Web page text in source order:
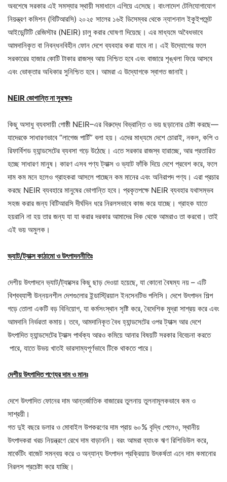
অবশেষে সরকার এই সমস্যার স্থায়ী সমাধানে এগিয়ে এসেছে। বাংলাদেশ টেলিযোগাযোগ
নিয়ন্ত্রণ কমিশন (বিটিআরসি) ২০২৫ সালের ১৬ই ডিসেম্বর থেকে ন্যাশনাল ইকুইপমেন্ট
আইডেন্টিটি রেজিস্টার (NEIR) চালু করার ঘোষণা দিয়েছে। এর মাধ্যমে অবৈধভাবে
আমদানিকৃত বা নিবন্ধনবিহীন ফোন দেশে ব্যবহার করা যাবে না। এই উদ্যোগের ফলে
সরকারের হাজার কোটি টাকার রাজস্ব আয় নিশ্চিত হবে এবং বাজারে শৃঙ্খলা ফিরে আসবে
এবং ভোক্তার অধিকার সুনিশ্চিত হবে। আমরা এ উদ্যোগকে স্বাগত জানাই।
NEIR ভোগান্তি না সুরক্ষাঃ
কিছু অসাধু ব্যবসায়ী গোষ্ঠী NEIR–এর বিরুদ্ধে বিভ্রান্তি ও ভয় ছড়ানোর চেষ্টা করছে—
যাদেরকে সাধারণভাবে “লাগেজ পার্টি” বলা হয়। এদের মাধ্যমে দেশে চোরাই, নকল, কপি ও
রিফার্বিশড হ্যান্ডসেটের ব্যবসা গড়ে উঠেছে। এতে সরকার রাজস্ব হারাচ্ছে, আর প্রতারিত
হচ্ছে সাধারণ মানুষ। কারণ এসব পণ্য ট্যাক্স ও ভ্যাট ফাঁকি দিয়ে দেশে প্রবেশ করে, ফলে
দাম কম মনে হলেও গ্রাহকরা আসলে পাচ্ছেন কম মানের এবং অনিরাপদ পণ্য। এরা প্রচার
করছে NEIR ব্যবহারে মানুষের ভোগান্তি হবে। প্রকৃতপক্ষে NEIR ব্যবহার যথাসম্ভব
সহজ করার জন্য বিটিআরসি দীর্ঘদিন ধরে নিরলসভাবে কাজ করে যাচ্ছে। গ্রাহক যাতে
হয়রানি না হয় তার জন্য যা যা করার দরকার আমাদের দিক থেকে আমরাও তা করবো। তাই
এই ভয় অমুলক।
ভ্যাট/ট্যাক্স কাঠামো ও উৎপাদননীতিঃ
দেশীয় উৎপাদনে ভ্যাট/ট্যাক্সের কিছু ছাড় দেওয়া হয়েছে, যা কোনো বৈষম্য নয় – এটি
বিশ্বব্যাপী উন্নয়নশীল দেশগুলোর ইন্ডাস্ট্রিয়াল ইনসেনটিভ পলিসি। দেশে উৎপাদন শিল্প
গড়ে তোলা একটি বড় বিনিয়োগ, যা কর্মসংস্থান সৃষ্টি করে, বৈদেশিক মুদ্রা সাশ্রয় করে এবং
আমদানি নির্ভরতা কমায়। তবে, আমদানিকৃত বৈধ হ্যান্ডসেটের ওপর ট্যাক্স আর দেশে
উৎপাদিত হ্যান্ডসেটের ট্যাক্স পার্থক্য আরও কমিয়ে আনার বিষয়টি সরকার বিবেচনা করতে
পারে, যাতে উভয় খাতই ভারসাম্যপূর্ণভাবে টিকে থাকতে পারে।
দেশীয় উৎপাদিত পণ্যের দাম ও মানঃ
দেশে উৎপাদিত ফোনের দাম আন্তর্জাতিক বাজারের তুলনায় তুলনামূলকভাবে কম ও
সাশ্রয়ী।
গত দুই বছরে ডলার ও মোবাইল উপকরণের দাম প্রায় ৬০% বৃদ্ধি পেলেও, স্থানীয়
উৎপাদকরা খরচ নিয়ন্ত্রণে রেখে দাম বাড়াননি। বরং আমরা ব্যাংক ঋণ রিশিডিউল করে,
মার্কেটিং বাজেট সমন্বয় করে ও অন্যান্য উৎপাদন প্রক্রিয়ায় উৎকর্ষতা এনে দাম কমানোর
নিরলস প্রচেষ্টা করে যাচ্ছি।